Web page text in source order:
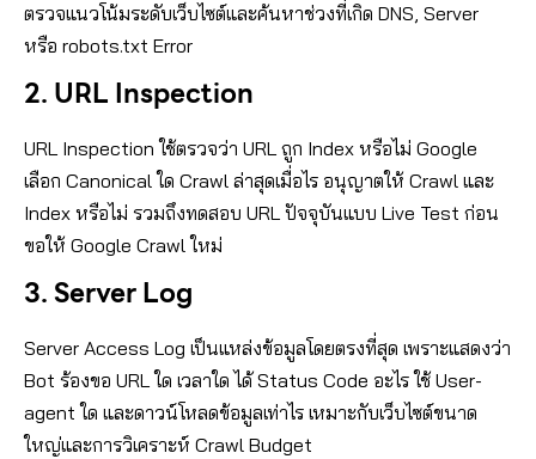
ตรวจแนวโน้มระดับเว็บไซต์และค้นหาช่วงที่เกิด DNS, Server
หรือ robots.txt Error
2. URL Inspection
URL Inspection ใช้ตรวจว่า URL ถูก Index หรือไม่ Google
เลือก Canonical ใด Crawl ล่าสุดเมื่อไร อนุญาตให้ Crawl และ
Index หรือไม่ รวมถึงทดสอบ URL ปัจจุบันแบบ Live Test ก่อน
ขอให้ Google Crawl ใหม่
3. Server Log
Server Access Log เป็นแหล่งข้อมูลโดยตรงที่สุด เพราะแสดงว่า
Bot ร้องขอ URL ใด เวลาใด ได้ Status Code อะไร ใช้ User-
agent ใด และดาวน์โหลดข้อมูลเท่าไร เหมาะกับเว็บไซต์ขนาด
ใหญ่และการวิเคราะห์ Crawl Budget